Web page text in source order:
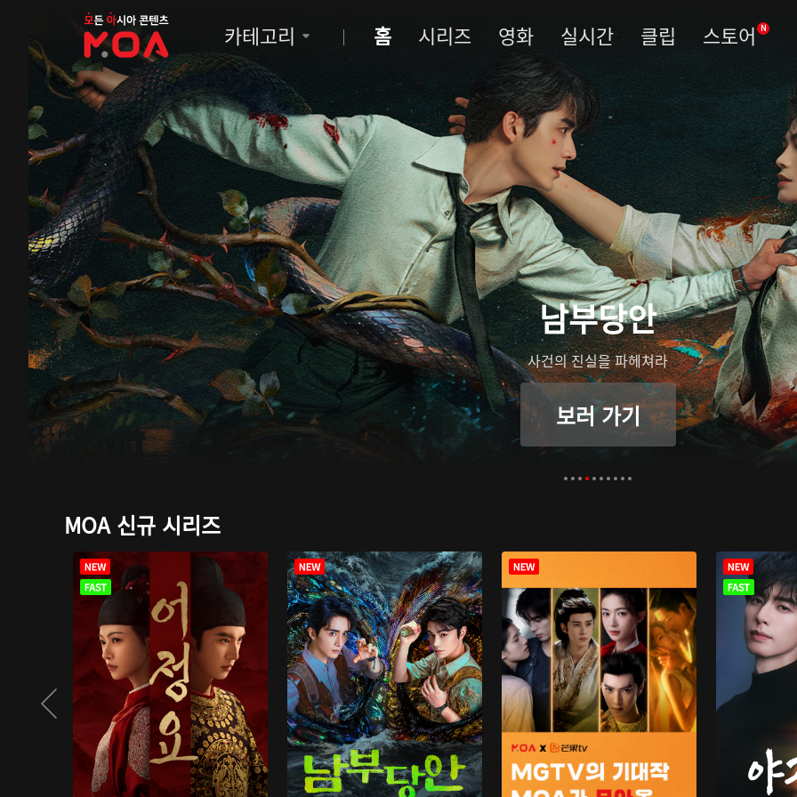
MOA
카테고리 홈 시리즈 영화 실시간 클립 스토어 N
남부당안
사건의 진실을 파헤쳐라
보러 가기
MOA 신규 시리즈